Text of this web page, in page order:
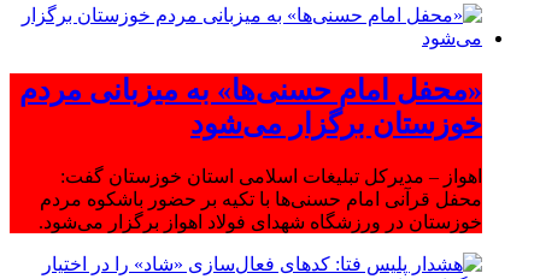
«محفل امام حسنی‌ها» به میزبانی مردم
خوزستان برگزار می‌شود
اهواز – مدیرکل تبلیغات اسلامی استان خوزستان گفت:
محفل قرآنی امام حسنی‌ها با تکیه بر حضور باشکوه مردم
خوزستان در ورزشگاه شهدای فولاد اهواز برگزار می‌شود.